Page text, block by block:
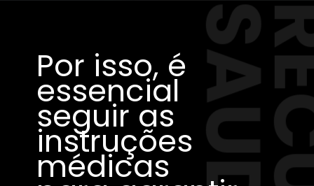
Por isso, é
essencial
seguir as
instruções
médicas